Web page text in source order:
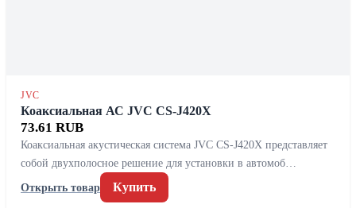
JVC
Коаксиальная АС JVC CS-J420X
73.61 RUB
Коаксиальная акустическая система JVC CS-J420X представляет
собой двухполосное решение для установки в автомоб…
Открыть товар
Купить